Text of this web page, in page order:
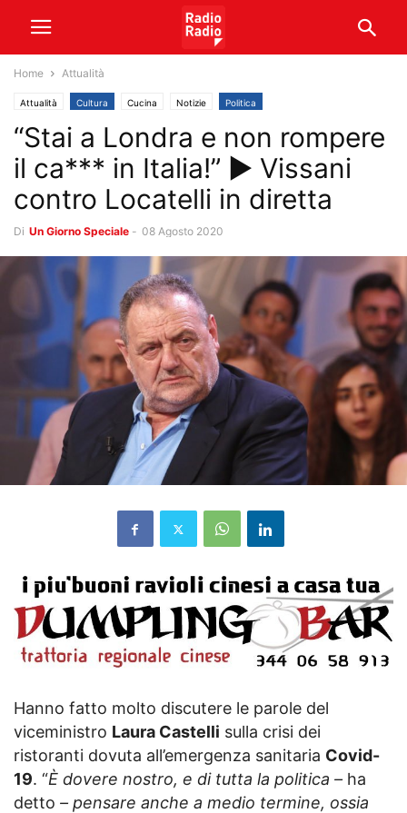
Home Attualità
Attualità Cultura Cucina Notizie Politica
“Stai a Londra e non rompere
il ca*** in Italia!” ► Vissani
contro Locatelli in diretta
Di Un Giorno Speciale - 08 Agosto 2020
Hanno fatto molto discutere le parole del
viceministro Laura Castelli sulla crisi dei
ristoranti dovuta all’emergenza sanitaria Covid-
19. “È dovere nostro, e di tutta la politica – ha
detto – pensare anche a medio termine, ossia